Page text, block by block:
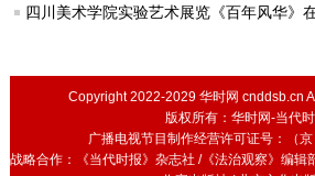
四川美术学院实验艺术展览《百年风华》在
Copyright 2022-2029 华时网 cnddsb.cn
版权所有：华时网-当代
广播电视节目制作经营许可证号：（
战略合作：《当代时报》杂志社 /《法治观察》编辑